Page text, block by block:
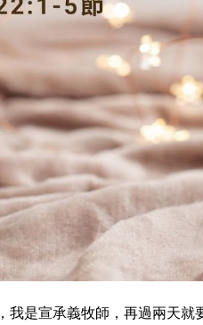
我是宣承義牧師，再過兩天